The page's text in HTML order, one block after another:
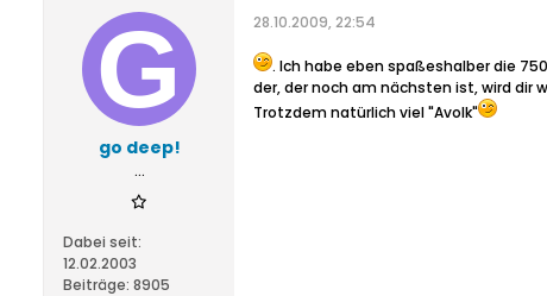
go deep!
...
Dabei seit:
12.02.2003
Beiträge: 8905
28.10.2009, 22:54
. Ich habe eben spaßeshalber die
der, der noch am nächsten ist, wird dir
Trotzdem natürlich viel "Avolk"